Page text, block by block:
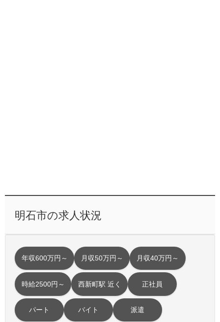
明石市の求人状況
年収600万円～ 月収50万円～ 月収40万円～
時給2500円～ 西新町駅 近く 正社員
パート バイト 派遣